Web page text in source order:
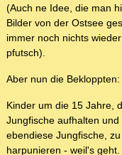
(Auch ne Idee, die man
Bilder von der Ostsee
immer noch nichts
pfutsch).
Aber nun die Bekloppten:
Kinder um die 15 Jahre,
Jungfische aufhalten
ebendiese Jungfische,
harpunieren - weil's geht.